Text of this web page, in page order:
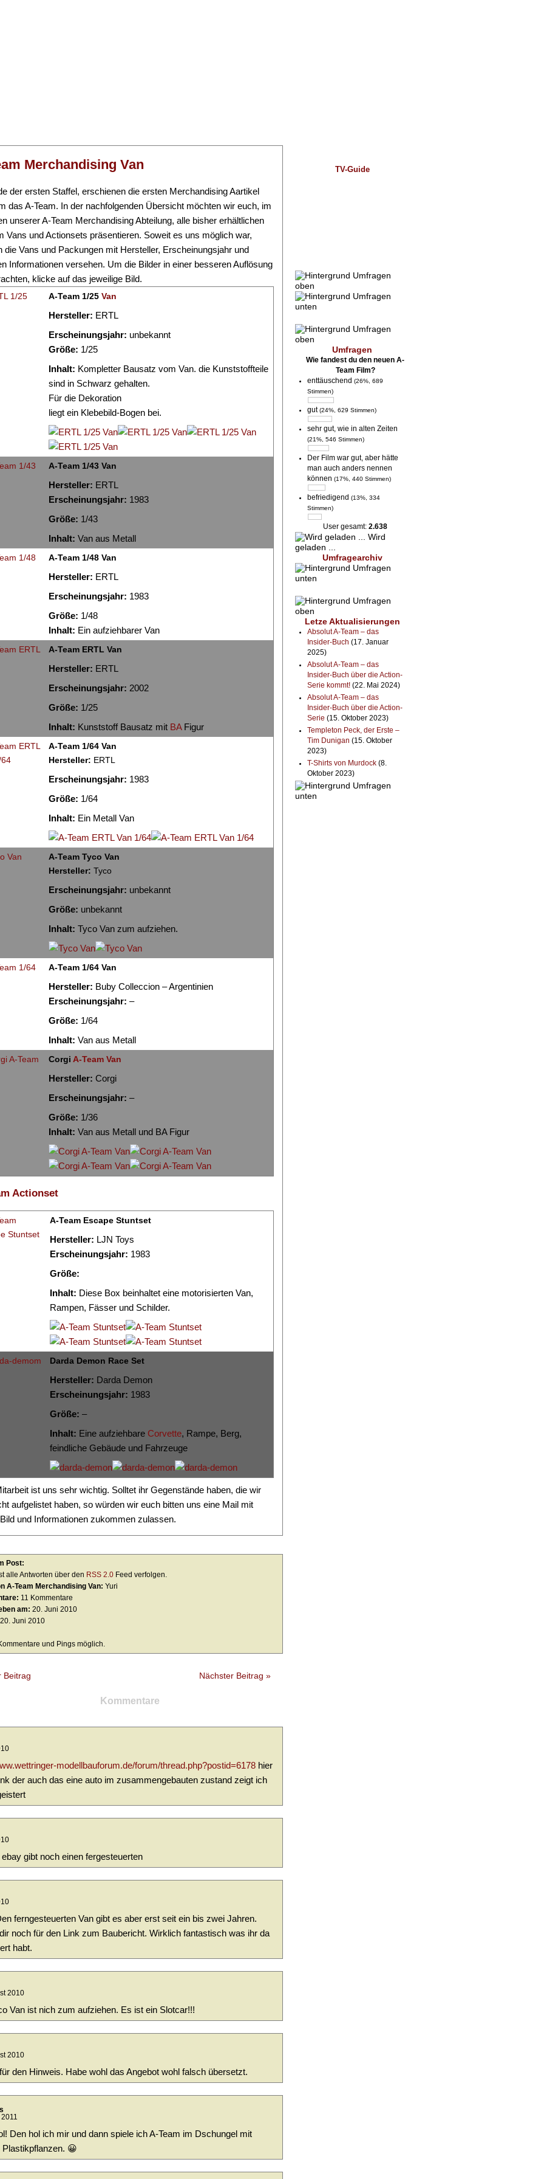
Merchandising Van
der ersten Staffel, erschienen die ersten Merchandising Aartikel
das A-Team. In der nachfolgenden Übersicht möchten wir euch, im
unserer A-Team Merchandising Abteilung, alle bisher erhältlichen
Vans und Actionsets präsentieren. Soweit es uns möglich war,
die Vans und Packungen mit Hersteller, Erscheinungsjahr und
Informationen versehen. Um die Bilder in einer besseren Auflösung
klicke auf das jeweilige Bild.
A-Team 1/25 Van
Hersteller: ERTL
Erscheinungsjahr: unbekannt
Größe: 1/25
Inhalt: Kompletter Bausatz vom Van. die Kunststoffteile
sind in Schwarz gehalten.
Für die Dekoration
liegt ein Klebebild-Bogen bei.
A-Team 1/43 Van
Hersteller: ERTL
Erscheinungsjahr: 1983
Größe: 1/43
Inhalt: Van aus Metall
A-Team 1/48 Van
Hersteller: ERTL
Erscheinungsjahr: 1983
Größe: 1/48
Inhalt: Ein aufziehbarer Van
A-Team ERTL Van
Hersteller: ERTL
Erscheinungsjahr: 2002
Größe: 1/25
Inhalt: Kunststoff Bausatz mit BAFigur
A-Team 1/64 Van
Hersteller: ERTL
Erscheinungsjahr: 1983
Größe: 1/64
Inhalt: Ein Metall Van
A-Team Tyco Van
Hersteller: Tyco
Erscheinungsjahr: unbekannt
Größe: unbekannt
Inhalt: Tyco Van zum aufziehen.
A-Team 1/64 Van
Hersteller: Buby Colleccion – Argentinien
Erscheinungsjahr: –
Größe: 1/64
Inhalt: Van aus Metall
Corgi A-Team Van
Hersteller: Corgi
Erscheinungsjahr: –
Größe: 1/36
Inhalt: Van aus Metall und BA Figur
Actionset
A-Team Escape Stuntset
Hersteller: LJN Toys
Erscheinungsjahr: 1983
Größe:
Inhalt: Diese Box beinhaltet eine motorisierten Van,
Rampen, Fässer und Schilder.
Darda Demon Race Set
Hersteller: Darda Demon
Erscheinungsjahr: 1983
Größe: –
Inhalt: Eine aufziehbare Corvette, Rampe, Berg,
feindliche Gebäude und Fahrzeuge
ist uns sehr wichtig. Solltet ihr Gegenstände haben, die wir
aufgelistet haben, so würden wir euch bitten uns eine Mail mit
und Informationen zukommen zulassen.
Post:
alle Antworten über den RSS 2.0 Feed verfolgen.
A-Team Merchandising Van: Yuri
11 Kommentare
am: 20. Juni 2010
20. Juni 2010
und Pings möglich.
Beitrag Nächster Beitrag »
Kommentare
modellbauforum.de/forum/thread.php?postid=6178 hier
der auch das eine auto im zusammengebauten zustand zeigt ich
gibt noch einen fergesteuerten
ferngesteuerten Van gibt es aber erst seit ein bis zwei Jahren.
noch für den Link zum Baubericht. Wirklich fantastisch was ihr da
habt.
2010
Van ist nich zum aufziehen. Es ist ein Slotcar!!!
2010
den Hinweis. Habe wohl das Angebot wohl falsch übersetzt.
Den hol ich mir und dann spiele ich A-Team im Dschungel mit
Plastikpflanzen. 😀
TV-Guide
Umfragen
Wie fandest du den neuen A-
Team Film?
enttäuschend (26%, 689
Stimmen)
gut(24%, 629 Stimmen)
sehr gut, wie in alten Zeiten
(21%, 546 Stimmen)
Der Film war gut, aber hätte
man auch anders nennen
können (17%, 440 Stimmen)
befriedigend (13%, 334
Stimmen)
User gesamt: 2.638
Wird
geladen ...
Umfragearchiv
Letze Aktualisierungen
Absolut A-Team – das
Insider-Buch (17. Januar
2025)
Absolut A-Team – das
Insider-Buch über die Action-
Serie kommt! (22. Mai 2024)
Absolut A-Team – das
Insider-Buch über die Action-
Serie (15. Oktober 2023)
Templeton Peck, der Erste –
Tim Dunigan (15. Oktober
2023)
T-Shirts von Murdock (8.
Oktober 2023)